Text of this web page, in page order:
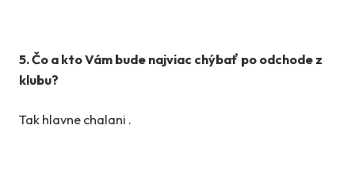
5. Čo a kto Vám bude najviac chýbať po odchode z
klubu?
Tak hlavne chalani .